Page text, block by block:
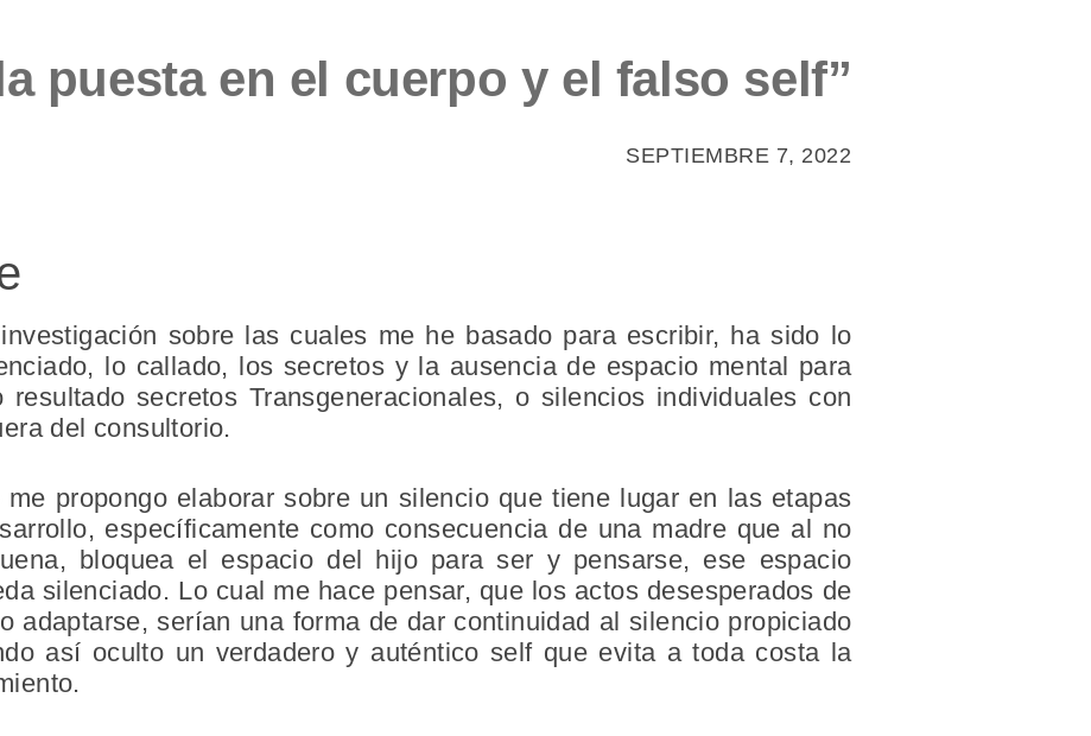
puesta en el cuerpo y el falso self”
SEPTIEMBRE 7, 2022
sobre las cuales me he basado para escribir, ha sido lo
lo callado, los secretos y la ausencia de espacio mental para
resultado secretos Transgeneracionales, o silencios individuales con
del consultorio.
propongo elaborar sobre un silencio que tiene lugar en las etapas
específicamente como consecuencia de una madre que al no
bloquea el espacio del hijo para ser y pensarse, ese espacio
silenciado. Lo cual me hace pensar, que los actos desesperados de
adaptarse, serían una forma de dar continuidad al silencio propiciado
así oculto un verdadero y auténtico self que evita a toda costa la